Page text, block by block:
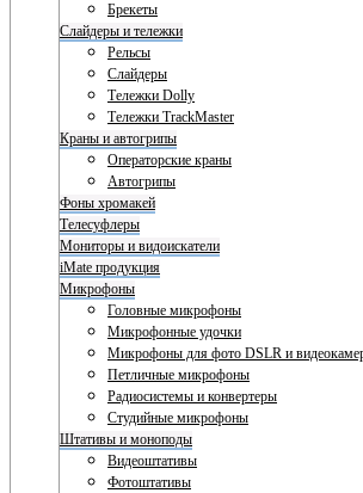
Брекеты
Слайдеры и тележки
Рельсы
Слайдеры
Тележки Dolly
Тележки TrackMaster
Краны и автогрипы
Операторские краны
Автогрипы
Фоны хромакей
Телесуфлеры
Мониторы и видоискатели
iMate продукция
Микрофоны
Головные микрофоны
Микрофонные удочки
Микрофоны для фото DSLR и
Петличные микрофоны
Радиосистемы и конвертеры
Студийные микрофоны
Штативы и моноподы
Видеоштативы
Фотоштативы